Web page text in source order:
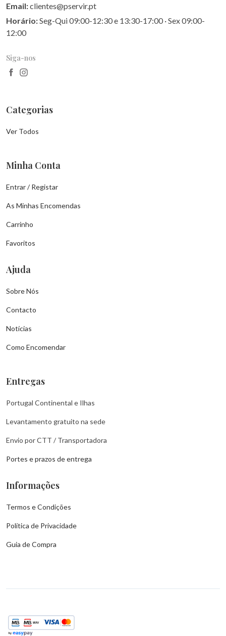
Email:clientes@pservir.pt
Horário:Seg-Qui 09:00-12:30 e 13:30-17:00 · Sex 09:00-
12:00
Siga-nos
Categorias
Ver Todos
Minha Conta
Entrar / Registar
As Minhas Encomendas
Carrinho
Favoritos
Ajuda
Sobre Nós
Contacto
Notícias
Como Encomendar
Entregas
Portugal Continental e Ilhas
Levantamento gratuito na sede
Envio por CTT / Transportadora
Portes e prazos de entrega
Informações
Termos e Condições
Política de Privacidade
Guia de Compra